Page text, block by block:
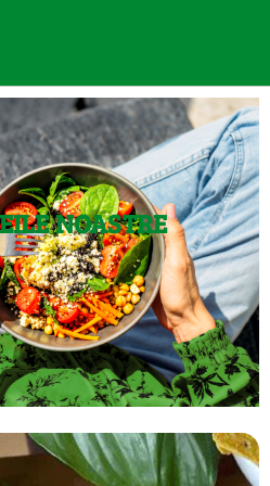
NOASTRE